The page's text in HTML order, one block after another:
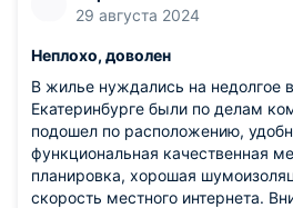
29 августа 2024
Неплохо, доволен
В жилье нуждались на недолгое
Екатеринбурге были по делам
подошел по расположению,
функциональная качественная
планировка, хорошая
скорость местного интернета.